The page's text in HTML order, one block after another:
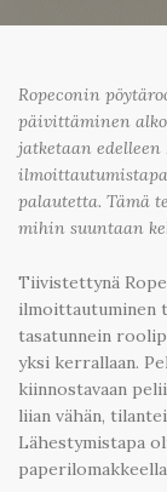
Ropeconin
päivittäminen
jatketaan edelleen
palautetta. Tämä
mihin suuntaan
Tiivistettynä
ilmoittautuminen
tasatunnein
yksi kerrallaan.
kiinnostavaan
liian vähän,
Lähestymistapa